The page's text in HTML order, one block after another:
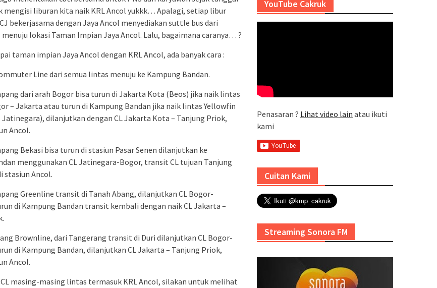
mengisi liburan kita naik KRL Ancol yukkk… Apalagi, setiap libur
bekerjasama dengan Jaya Ancol menyediakan suttle bus dari
lokasi Taman Impian Jaya Ancol. Lalu, bagaimana caranya… ?
taman impian Jaya Ancol dengan KRL Ancol, ada banyak cara :
Line dari semua lintas menuju ke Kampung Bandan.
dari arah Bogor bisa turun di Jakarta Kota (Beos) jika naik lintas
– Jakarta atau turun di Kampung Bandan jika naik lintas Yellowfin
Jatinegara), dilanjutkan dengan CL Jakarta Kota – Tanjung Priok,
Ancol.
Bekasi bisa turun di stasiun Pasar Senen dilanjutkan ke
menggunakan CL Jatinegara-Bogor, transit CL tujuan Tanjung
stasiun Ancol.
Greenline transit di Tanah Abang, dilanjutkan CL Bogor-
di Kampung Bandan transit kembali dengan naik CL Jakarta –
Brownline, dari Tangerang transit di Duri dilanjutkan CL Bogor-
di Kampung Bandan, dilanjutkan CL Jakarta – Tanjung Priok,
Ancol.
masing-masing lintas termasuk KRL Ancol, silakan untuk melihat
YouTube Cakruk
Penasaran ? Lihat video lain atau ikuti
kami
Cuitan Kami
Streaming Sonora FM